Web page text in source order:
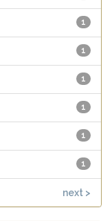
1
1
1
1
1
1
next >